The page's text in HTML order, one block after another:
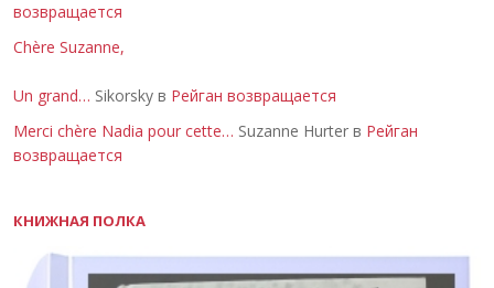
возвращается
Chère Suzanne,
Un grand… Sikorsky в Рейган возвращается
Merci chère Nadia pour cette… Suzanne Hurter в Рейган
возвращается
КНИЖНАЯ ПОЛКА